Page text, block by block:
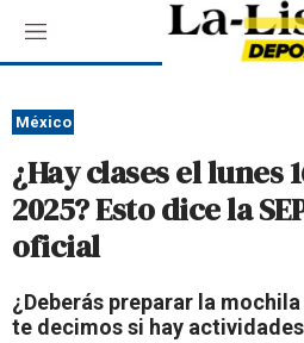
M
e
ú
México
¿Hay clases el lunes
2025? Esto dice la
oficial
¿Deberás preparar la
te decimos si hay